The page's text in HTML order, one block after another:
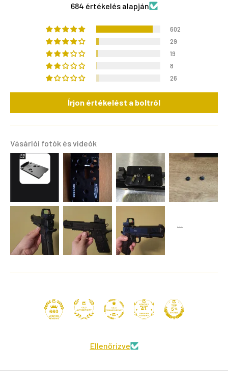
684 értékelés alapján
602
29
19
8
26
Írjon értékelést a boltról
Vásárlói fotók és videók
660
41
Ellenőrizve